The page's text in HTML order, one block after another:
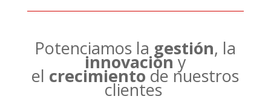
Potenciamos la gestión, la
innovacióny
el crecimientode nuestros
clientes